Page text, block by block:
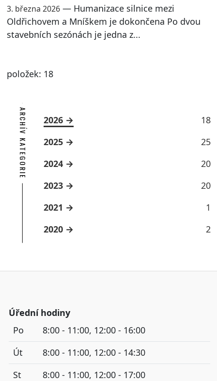
3. března 2026— Humanizace silnice mezi
Oldřichovem a Mníškem je dokončena Po dvou
stavebních sezónách je jedna z...
položek: 18
ARCHÍV KATEGORIE 2026
18
2025
25
2024
20
2023
20
2021
1
2020
2
Úřední hodiny
Po
8:00 - 11:00, 12:00 - 16:00
Út
8:00 - 11:00, 12:00 - 14:30
St
8:00 - 11:00, 12:00 - 17:00